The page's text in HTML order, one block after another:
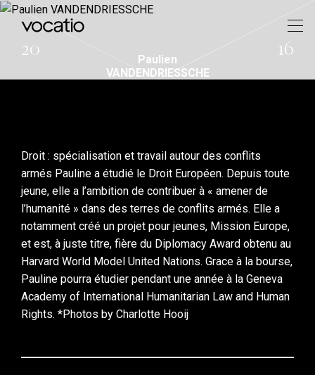
20 16
Paulien
VANDENDRIESSCHE
Droit : spécialisation et travail autour des conflits
armés Pauline a étudié le Droit Européen. Depuis toute
jeune, elle a l’ambition de contribuer à « amener de
l’humanité » dans des terres de conflits armés. Elle a
notamment créé un projet pour jeunes, Mission Europe,
et est, à juste titre, fière du Diplomacy Award obtenu au
Harvard World Model United Nations. Grace à la bourse,
Pauline pourra étudier pendant une année à la Geneva
Academy of International Humanitarian Law and Human
Rights. *Photos by Charlotte Hooij